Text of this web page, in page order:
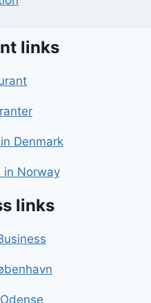
links
Denmark
in Norway
links